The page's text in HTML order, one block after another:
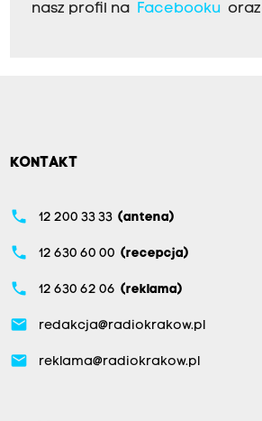
nasz profil na
Facebookuoraz
KONTAKT
phone 12 200 33 33 (antena)
phone 12 630 60 00 (recepcja)
phone 12 630 62 06 (reklama)
email redakcja@radiokrakow.pl
email reklama@radiokrakow.pl